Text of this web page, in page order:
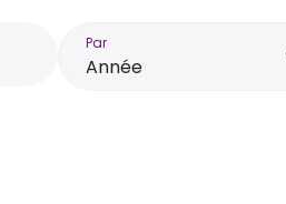
Par
Année